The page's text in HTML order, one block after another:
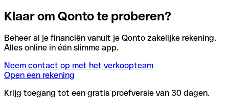
Klaar om Qonto te proberen?
Beheer al je financiën vanuit je Qonto zakelijke rekening.
Alles online in één slimme app.
Neem contact op met het verkoopteam
Open een rekening
Krijg toegang tot een gratis proefversie van 30 dagen.